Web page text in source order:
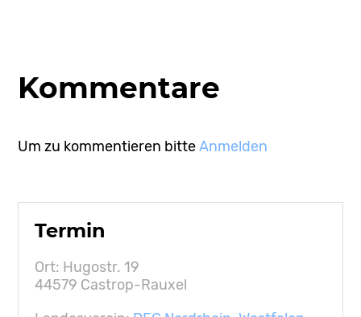
Kommentare
Um zu kommentieren bitteAnmelden
Termin
Ort: Hugostr. 19
44579 Castrop-Rauxel